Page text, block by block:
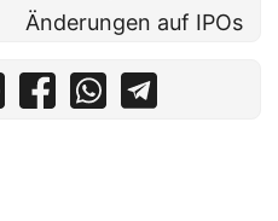
Änderungen auf IPOs